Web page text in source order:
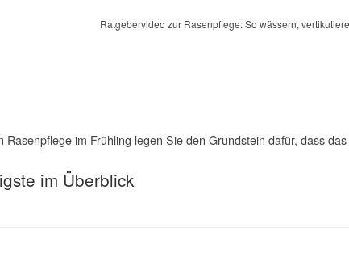
Ratgebervideo zur Rasenpflege: So wässern,
Rasenpflege im Frühling legen Sie den Grundstein dafür, dass
im Überblick